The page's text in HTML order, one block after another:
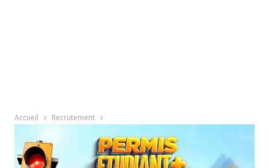
Accueil Recrutement